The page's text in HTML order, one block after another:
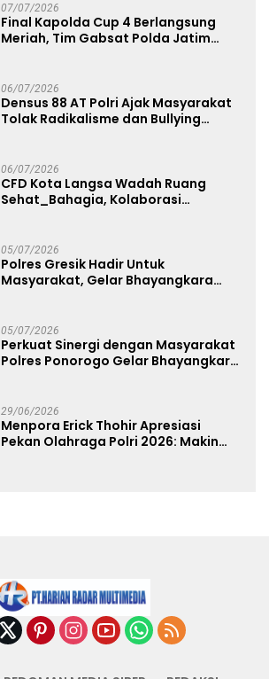
07/07/2026
Final Kapolda Cup 4 Berlangsung
Meriah, Tim Gabsat Polda Jatim
06/07/2026
Densus 88 AT Polri Ajak Masyarakat
Tolak Radikalisme dan Bullying
06/07/2026
CFD Kota Langsa Wadah Ruang
Sehat_Bahagia, Kolaborasi
05/07/2026
Polres Gresik Hadir Untuk
Masyarakat, Gelar Bhayangkara
05/07/2026
Perkuat Sinergi dengan Masyarakat
Polres Ponorogo Gelar Bhayangkara
29/06/2026
Menpora Erick Thohir Apresiasi
Pekan Olahraga Polri 2026: Makin